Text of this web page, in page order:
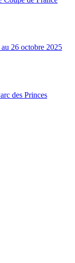
26 octobre 2025
des Princes